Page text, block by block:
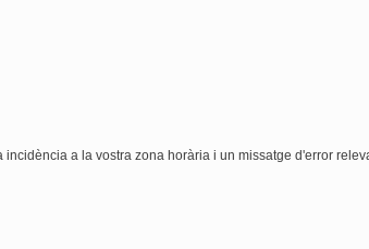
a la vostra zona horària i un missatge d'error